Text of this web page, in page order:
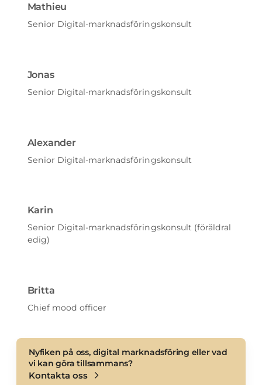
Mathieu
Senior Digital-marknadsföringskonsult
Jonas
Senior Digital-marknadsföringskonsult
Alexander
Senior Digital-marknadsföringskonsult
Karin
Senior Digital-marknadsföringskonsult (föräldral
edig)
Britta
Chief mood officer
Nyfiken på oss, digital marknadsföring eller vad
vi kan göra tillsammans?
Kontakta oss